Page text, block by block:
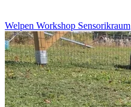
Welpen Workshop Sensorikraum